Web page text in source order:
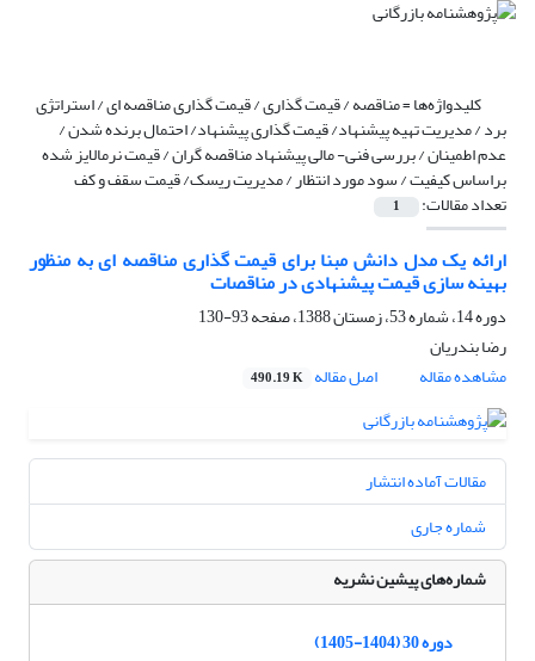
کلیدواژه‌ها =مناقصه / قیمت گذاری / قیمت گذاری مناقصه ای / استراتژی
برد / مدیریت تهیه پیشنهاد/ قیمت گذاری پیشنهاد/ احتمال برنده شدن /
عدم اطمینان / بررسی فنی- مالی پیشنهاد مناقصه گران / قیمت نرمالایز شده
براساس کیفیت / سود مورد انتظار / مدیریت ریسک/ قیمت سقف و کف
تعداد مقالات: 1
ارائه یک مدل دانش مبنا برای قیمت گذاری مناقصه ای به منظور
بهینه سازی قیمت پیشنهادی در مناقصات
دوره 14، شماره 53، زمستان 1388، صفحه
93-130
رضا بندریان
مشاهده مقاله
اصل مقاله 490.19 K
مقالات آماده انتشار
شماره جاری
شماره‌های پیشین نشریه
دوره 30 (1404-1405)